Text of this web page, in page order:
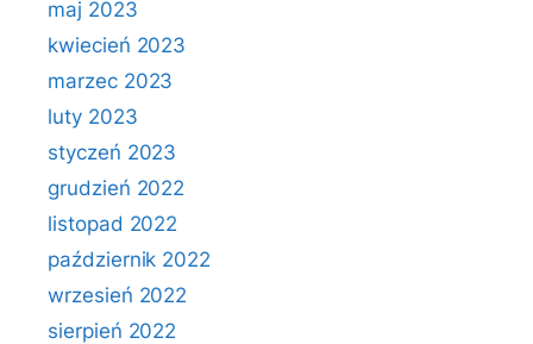
maj 2023
kwiecień 2023
marzec 2023
luty 2023
styczeń 2023
grudzień 2022
listopad 2022
październik 2022
wrzesień 2022
sierpień 2022